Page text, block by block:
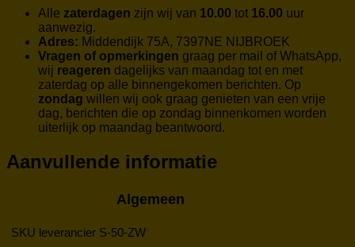
Alle zaterdagen zijn wij van 10.00 tot 16.00 uur
aanwezig.
Adres: Middendijk 75A, 7397NE NIJBROEK
Vragen of opmerkingen graag per mail of WhatsApp,
wij reageren dagelijks van maandag tot en met
zaterdag op alle binnengekomen berichten. Op
zondag willen wij ook graag genieten van een vrije
dag, berichten die op zondag binnenkomen worden
uiterlijk op maandag beantwoord.
Aanvullende informatie
Algemeen
SKU leverancier S-50-ZW